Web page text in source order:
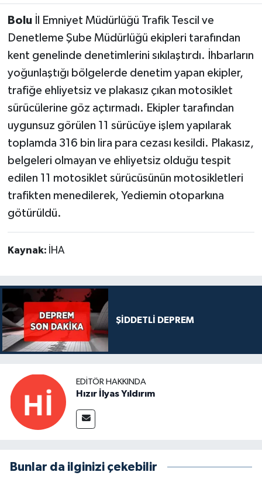
Boluİl Emniyet Müdürlüğü Trafik Tescil ve
Denetleme Şube Müdürlüğü ekipleri tarafından
kent genelinde denetimlerini sıkılaştırdı. İhbarların
yoğunlaştığı bölgelerde denetim yapan ekipler,
trafiğe ehliyetsiz ve plakasız çıkan motosiklet
sürücülerine göz açtırmadı. Ekipler tarafından
uygunsuz görülen 11 sürücüye işlem yapılarak
toplamda 316 bin lira para cezası kesildi. Plakasız,
belgeleri olmayan ve ehliyetsiz olduğu tespit
edilen 11 motosiklet sürücüsünün motosikletleri
trafikten menedilerek, Yediemin otoparkına
götürüldü.
Kaynak: İHA
ŞİDDETLİ DEPREM
EDITÖR HAKKINDA
Hızır İlyas Yıldırım
Bunlar da ilginizi çekebilir